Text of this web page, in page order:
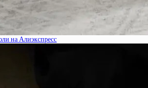
на Алиэкспресс